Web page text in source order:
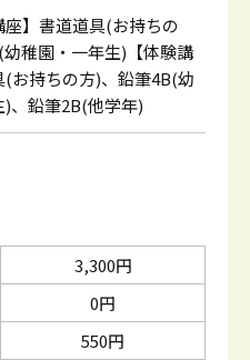
座】書道道具(お持ちの
稚園・一年生)【体験講
(お持ちの方)、鉛筆4B(幼
、鉛筆2B(他学年)
3,300円
0円
550円